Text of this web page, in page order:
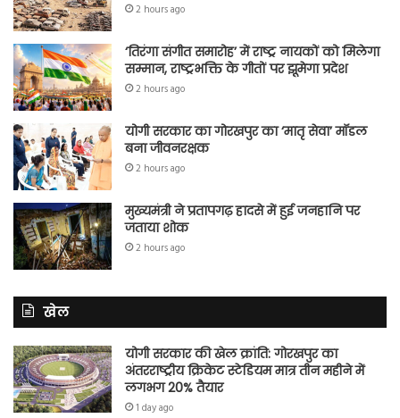
2 hours ago
‘तिरंगा संगीत समारोह’ में राष्ट्र नायकों को मिलेगा
सम्मान, राष्ट्रभक्ति के गीतों पर झूमेगा प्रदेश
2 hours ago
योगी सरकार का गोरखपुर का ‘मातृ सेवा’ मॉडल
बना जीवनरक्षक
2 hours ago
मुख्यमंत्री ने प्रतापगढ़ हादसे में हुई जनहानि पर
जताया शोक
2 hours ago
खेल
योगी सरकार की खेल क्रांति: गोरखपुर का
अंतरराष्ट्रीय क्रिकेट स्टेडियम मात्र तीन महीने में
लगभग 20% तैयार
1 day ago